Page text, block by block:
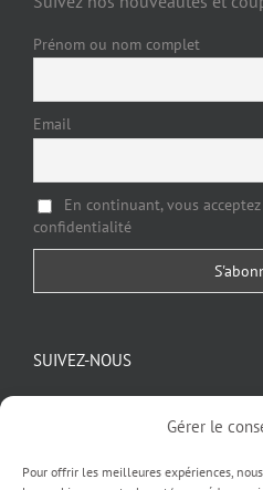
Gérer le
Pour offrir les meilleures expériences,
Prénom ou nom complet
Email
En continuant, vous
confidentialité
SUIVEZ-NOUS